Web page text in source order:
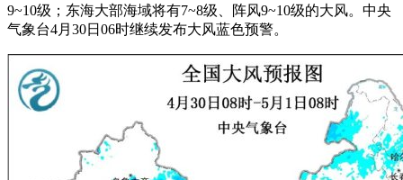
9~10级；东海大部海域将有7~8级、阵风9~10级的大风。中央
气象台4月30日06时继续发布大风蓝色预警。